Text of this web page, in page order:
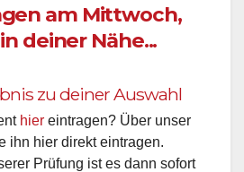
am Mittwoch,
in deiner Nähe...
zu deiner Auswahl
hier eintragen? Über unser
ihn hier direkt eintragen.
Prüfung ist es dann sofort